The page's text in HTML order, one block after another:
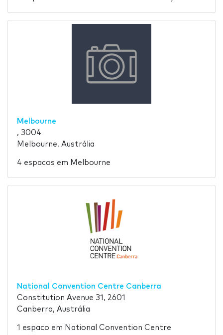
Melbourne
, 3004
Melbourne, Austrália
4 espacos em Melbourne
National Convention Centre Canberra
Constitution Avenue 31, 2601
Canberra, Austrália
1 espaco em National Convention Centre